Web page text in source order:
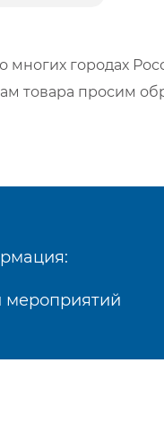
многих городах
товара просим
мероприятий